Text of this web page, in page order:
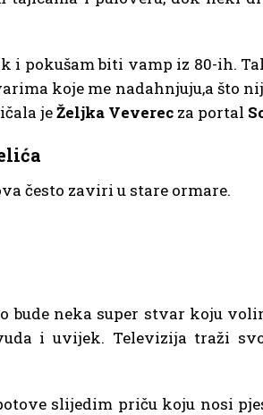
i pokušam biti vamp iz 80-ih.
koje me nadahnjuju,a što
jeŽeljka Veverec za portal
često zaviri u stare ormare.
bude neka super stvar koju
i uvijek. Televizija traži
slijedim priču koju nosi